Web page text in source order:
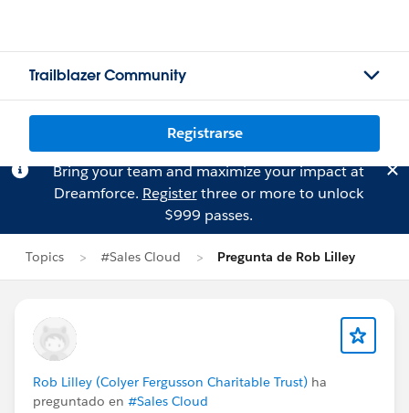
Trailblazer Community
Registrarse
Bring your team and maximize your impact at
Dreamforce. Registerthree or more to unlock
$999 passes.
Topics #Sales Cloud Pregunta de Rob Lilley
Rob Lilley (Colyer Fergusson Charitable Trust) ha
preguntado en #Sales Cloud